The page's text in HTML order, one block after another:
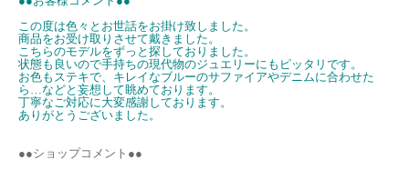
この度は色々とお世話をお掛け致しました。
商品をお受け取りさせて戴きました。
こちらのモデルをずっと探しておりました。
状態も良いので手持ちの現代物のジュエリーにもピッタリです。
お色もステキで、キレイなブルーのサファイアやデニムに合わせた
ら…などと妄想して眺めております。
丁寧なご対応に大変感謝しております。
ありがとうございました。
●●ショップコメント●●